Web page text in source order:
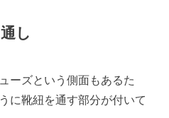
し
ーズという側面もあるた
に靴紐を通す部分が付いて